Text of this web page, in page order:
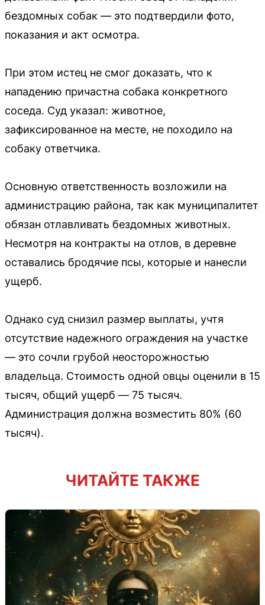
бездомных собак — это подтвердили фото,
показания и акт осмотра.
При этом истец не смог доказать, что к
нападению причастна собака конкретного
соседа. Суд указал: животное,
зафиксированное на месте, не походило на
собаку ответчика.
Основную ответственность возложили на
администрацию района, так как муниципалитет
обязан отлавливать бездомных животных.
Несмотря на контракты на отлов, в деревне
оставались бродячие псы, которые и нанесли
ущерб.
Однако суд снизил размер выплаты, учтя
отсутствие надежного ограждения на участке
— это сочли грубой неосторожностью
владельца. Стоимость одной овцы оценили в 15
тысяч, общий ущерб — 75 тысяч.
Администрация должна возместить 80% (60
тысяч).
ЧИТАЙТЕ ТАКЖЕ